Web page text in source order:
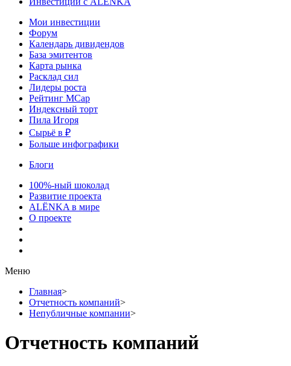
Мои инвестиции
Форум
Календарь дивидендов
База эмитентов
Карта рынка
Расклад сил
Лидеры роста
Рейтинг MCap
Индексный торт
Пила Игоря
Сырьё в ₽
Больше инфографики
Блоги
100%-ный шоколад
Развитие проекта
ALЁNKA в мире
О проекте
Меню
Главная>
Отчетность компаний>
Непубличные компании>
Отчетность компаний